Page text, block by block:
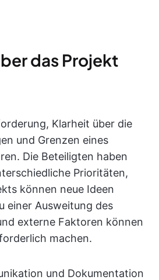
das Projekt
Klarheit über die
und Grenzen eines
Die Beteiligten haben
Prioritäten,
können neue Ideen
einer Ausweitung des
externe Faktoren können
machen.
und Dokumentation